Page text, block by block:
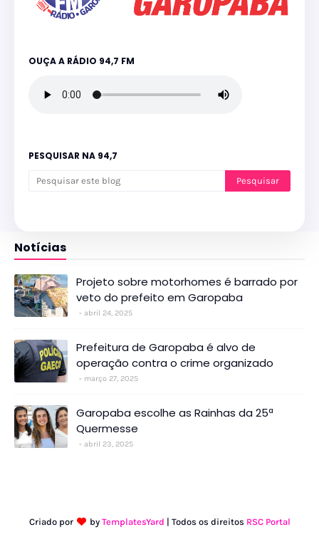
OUÇA A RÁDIO 94,7 FM
PESQUISAR NA 94,7
Notícias
Projeto sobre motorhomes é barrado por
veto do prefeito em Garopaba
abril 24, 2025
Prefeitura de Garopaba é alvo de
operação contra o crime organizado
março 27, 2025
Garopaba escolhe as Rainhas da 25ª
Quermesse
abril 23, 2025
Criado por by TemplatesYard | Todos os direitos RSC Portal